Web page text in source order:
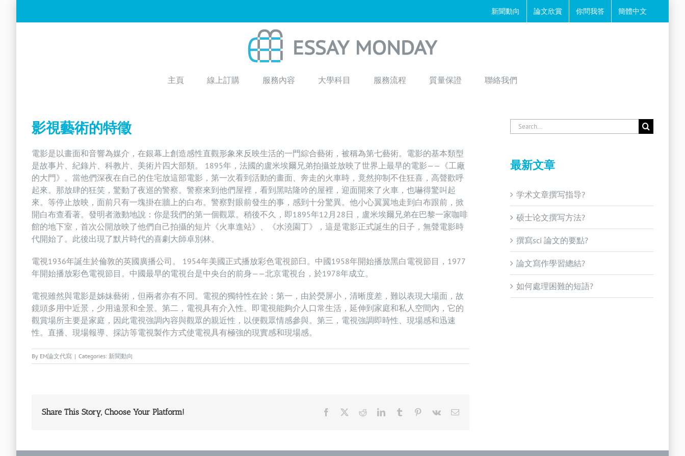
新聞動向 論文欣賞 你問我答 簡體中文
主頁 線上訂購 服務內容 大學科目 服務流程 質量保證 聯絡我們
影視藝術的特徵
電影是以畫面和音響為媒介，在銀幕上創造感性直觀形象來反映生活的一門綜合藝術，被稱為第七藝術。電影的基本類型
是故事片、紀錄片、科教片、美術片四大部類。 1895年，法國的盧米埃爾兄弟拍攝並放映了世界上最早的電影——《工廠
的大門》。當他們深夜在自己的住宅放這部電影，第一次看到活動的畫面、奔走的火車時，竟然抑制不住狂喜，高聲歡呼
起來。那放肆的狂笑，驚動了夜巡的警察。警察來到他們屋裡，看到黑咕隆吟的屋裡，迎面開來了火車，也嚇得驚叫起
來。等停止放映，面前只有一塊掛在牆上的白布。警察對眼前發生的事，感到十分驚異。他小心翼翼地走到白布跟前，掀
開白布查看著。發明者激動地說：你是我們的第一個觀眾。稍後不久，即1895年12月28日，盧米埃爾兄弟在巴黎一家咖啡
館的地下室，首次公開放映了他們自己拍攝的短片《火車進站》、《水澆園丁》，這是電影正式誕生的日子，無聲電影時
代開始了。此後出現了默片時代的喜劇大師卓別林。
電視1936年誕生於倫敦的英國廣播公司。 1954年美國正式播放彩色電視節臼。中國1958年開始播放黑白電視節目，1977
年開始播放彩色電視節目。中國最早的電視台是中央台的前身——北京電視台，於1978年成立。
電視雖然與電影是姊妹藝術，但兩者亦有不同。電視的獨特性在於：第一，由於熒屏小，清晰度差，難以表現大場面，故
鏡頭多用中近景，少用遠景和全景。第二，電視具有介入性。即電視能夠介人口常生活，延伸到家庭和私人空間內，它的
觀賞場所主要是家庭，因此電視強調內容與觀眾的親近性，以便觀眾情感參與。第三，電視強調即時性、現場感和迅速
性。直播、現場報導、採訪等電視製作方式使電視具有極強的現實感和現場感。
By EM論文代寫 | Categories: 新聞動向
Share This Story, Choose Your Platform! Facebook RedditLinkedInTumblr Pinterest
Vk Email
Search
for:
最新文章
学术文章撰写指导?
硕士论文撰写方法?
撰寫sci 論文的要點?
論文寫作學習總結?
如何處理困難的短語?